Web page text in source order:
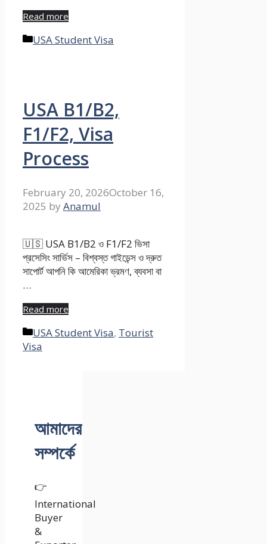
Read more
Categories
USA Student Visa
USA B1/B2,
F1/F2, Visa
Process
February 20, 2026October 16,
2025 by Anamul
🇺🇸 USA B1/B2 ও F1/F2 ভিসা
প্রসেসিং সার্ভিস – বিশ্বস্ত গাইডেন্স ও দ্রুত
সাপোর্ট আপনি কি আমেরিকা ভ্রমণ, ব্যবসা বা
…
Read more
Categories
USA Student Visa, Tourist
Visa
আমাদের
সম্পর্কে
👉
International
Buyer
&